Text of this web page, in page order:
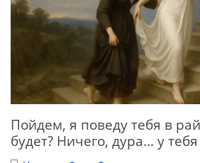
Пойдем, я поведу тебя в
будет? Ничего, дура... у